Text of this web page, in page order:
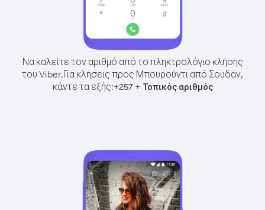
Να καλείτε τον αριθμό από το πληκτρολόγιο κλήσης
του Viber.Για κλήσεις προς Μπουρούντι από Σουδάν,
κάντε τα εξής:+257+ Τοπικός αριθμός